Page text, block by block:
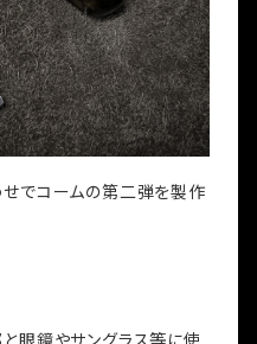
でコームの第二弾を製作
眼鏡やサングラス等に使